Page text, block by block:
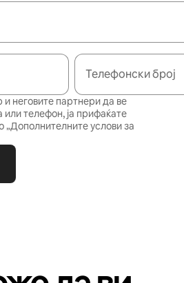
Телефонски број
неговите партнери да ве
телефон, ја прифаќате
„Дополнителните услови за